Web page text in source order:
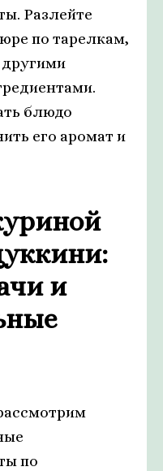
Разлейте
по тарелкам,
блюдо
его аромат и
и
по